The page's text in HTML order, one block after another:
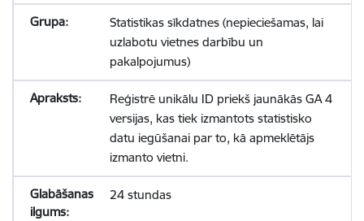
Statistikas sīkdatnes (nepieciešamas, lai
uzlabotu vietnes darbību un
pakalpojumus)
Reģistrē unikālu ID priekš jaunākās GA 4
versijas, kas tiek izmantots statistisko
datu iegūšanai par to, kā apmeklētājs
izmanto vietni.
24 stundas